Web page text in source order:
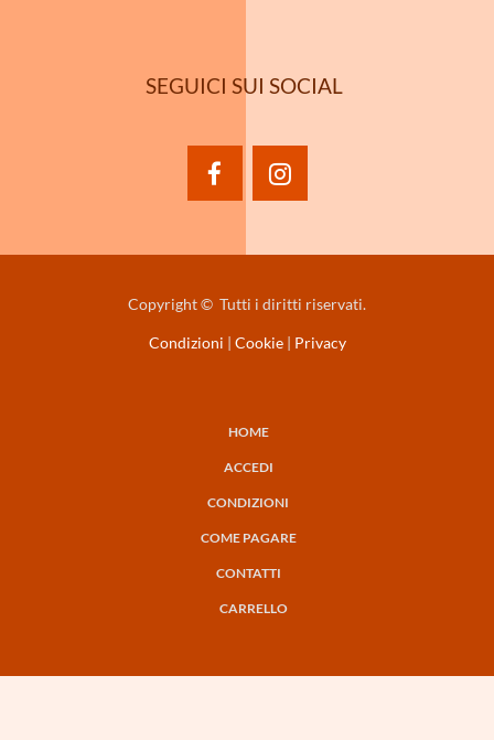
SEGUICI SUI SOCIAL
facebookinstagram
Copyright © Tutti i diritti riservati.
Condizioni | Cookie| Privacy
NAVIGAZIONE
HOME
ACCEDI
CONDIZIONI
COME PAGARE
CONTATTI
CARRELLO